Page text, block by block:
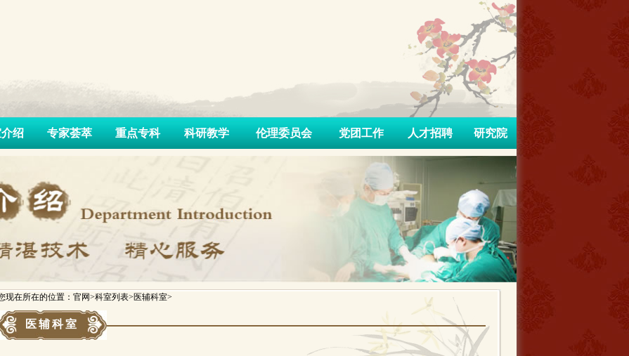
绍 专家荟萃 重点专科 科研教学 伦理委员会 党团工作 人才招聘 研究院
现在所在的位置：官网>科室列表>医辅科室>
医辅科室